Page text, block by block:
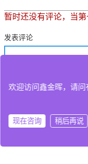
暂时还没有评论，当第
发表评论
欢迎访问鑫金晖，请问
现在咨询
稍后再说